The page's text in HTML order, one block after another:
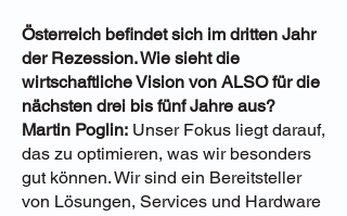
Österreich befindet sich im dritten Jahr
der Rezession. Wie sieht die
wirtschaftliche Vision von ALSO für die
nächsten drei bis fünf Jahre aus?
Martin Poglin: Unser Fokus liegt darauf,
das zu optimieren, was wir besonders
gut können. Wir sind ein Bereitsteller
von Lösungen, Services und Hardware